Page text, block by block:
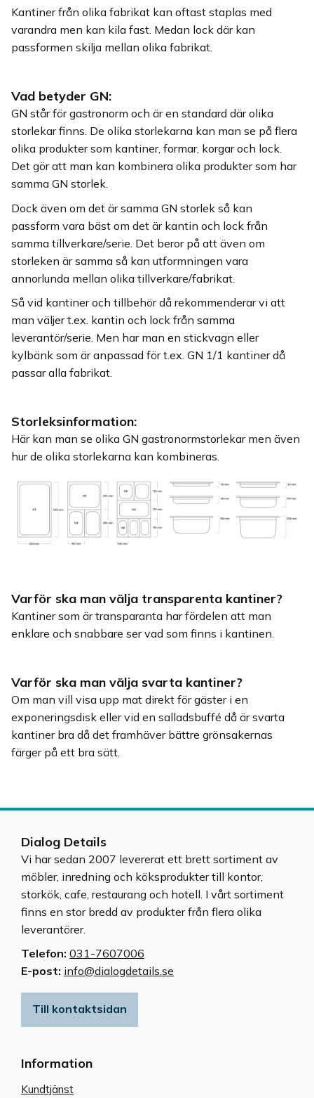
Kantiner från olika fabrikat kan oftast staplas med
varandra men kan kila fast. Medan lock där kan
passformen skilja mellan olika fabrikat.
Vad betyder GN:
GN står för gastronorm och är en standard där olika
storlekar finns. De olika storlekarna kan man se på flera
olika produkter som kantiner, formar, korgar och lock.
Det gör att man kan kombinera olika produkter som har
samma GN storlek.
Dock även om det är samma GN storlek så kan
passform vara bäst om det är kantin och lock från
samma tillverkare/serie. Det beror på att även om
storleken är samma så kan utformningen vara
annorlunda mellan olika tillverkare/fabrikat.
Så vid kantiner och tillbehör då rekommenderar vi att
man väljer t.ex. kantin och lock från samma
leverantör/serie. Men har man en stickvagn eller
kylbänk som är anpassad för t.ex. GN 1/1 kantiner då
passar alla fabrikat.
Storleksinformation:
Här kan man se olika GN gastronormstorlekar men även
hur de olika storlekarna kan kombineras.
Varför ska man välja transparenta kantiner?
Kantiner som är transparanta har fördelen att man
enklare och snabbare ser vad som finns i kantinen.
Varför ska man välja svarta kantiner?
Om man vill visa upp mat direkt för gäster i en
exponeringsdisk eller vid en salladsbuffé då är svarta
kantiner bra då det framhäver bättre grönsakernas
färger på ett bra sätt.
Information
Kundtjänst
Dialog Details
Vi har sedan 2007 levererat ett brett sortiment av
möbler, inredning och köksprodukter till kontor,
storkök, cafe, restaurang och hotell. I vårt sortiment
finns en stor bredd av produkter från flera olika
leverantörer.
Telefon: 031-7607006
E-post: info@dialogdetails.se
Till kontaktsidan